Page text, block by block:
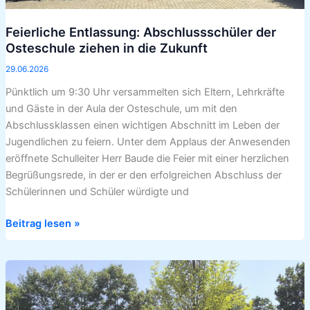
Feierliche Entlassung: Abschlussschüler der
Osteschule ziehen in die Zukunft
29.06.2026
Pünktlich um 9:30 Uhr versammelten sich Eltern, Lehrkräfte
und Gäste in der Aula der Osteschule, um mit den
Abschlussklassen einen wichtigen Abschnitt im Leben der
Jugendlichen zu feiern. Unter dem Applaus der Anwesenden
eröffnete Schulleiter Herr Baude die Feier mit einer herzlichen
Begrüßungsrede, in der er den erfolgreichen Abschluss der
Schülerinnen und Schüler würdigte und
Zukunft
Beitrag lesen »
Sommerfest
der
Osteschule